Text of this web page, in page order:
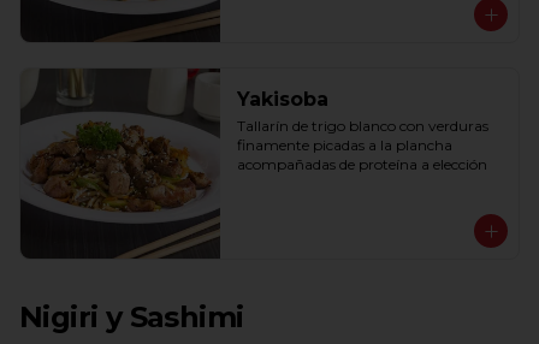
Yakisoba
Tallarín de trigo blanco con verduras
finamente picadas a la plancha
acompañadas de proteína a elección
Nigiri y Sashimi